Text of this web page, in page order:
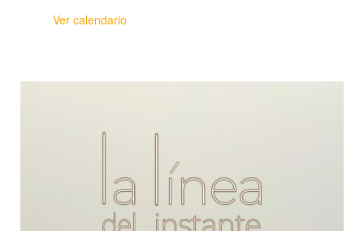
Ver calendario